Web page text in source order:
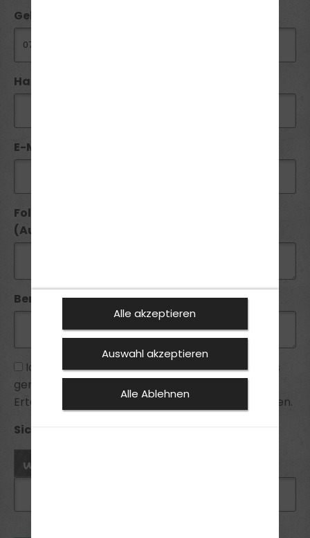
Geburtsdatum:
Handy / Telefon:*
E-Mail*:
Folgende Führerscheine besitze ich seit
(Ausstellungsdatum):
Bemerkung:
Ich habe dieDatenschutzhinweisezur Kenntnis
genommen und bin mit ihnen einverstanden.
Erteilte Einwilligungen kann ich jederzeit widerrufen.
Sicherheitsabfrage *:
Alle akzeptieren
Auswahl akzeptieren
Alle Ablehnen